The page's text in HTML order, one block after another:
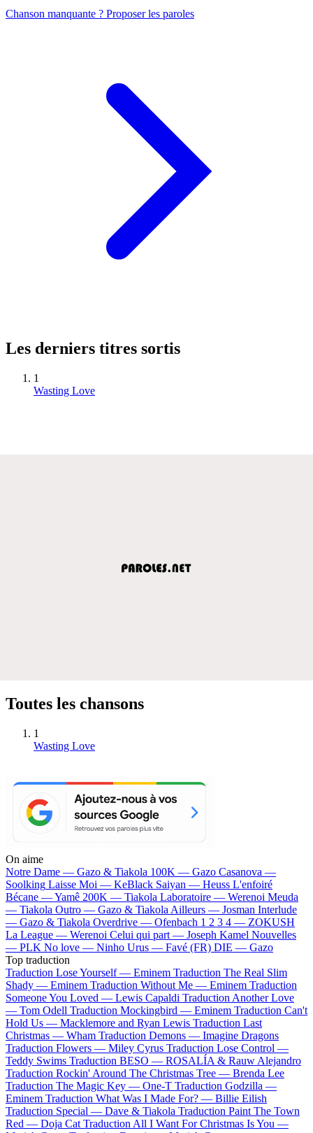
Chanson manquante ? Proposer les paroles
Les derniers titres sortis
1
Wasting Love
Toutes les chansons
1
Wasting Love
On aime
Notre Dame — Gazo & Tiakola 100K — Gazo Casanova —
Soolking Laisse Moi — KeBlack Saiyan — Heuss L'enfoiré
Bécane —Yamê 200K — Tiakola Laboratoire — Werenoi Meuda
— Tiakola Outro — Gazo & Tiakola Ailleurs — Josman Interlude
— Gazo & Tiakola Overdrive — Ofenbach 1 2 3 4 — ZOKUSH
La League — Werenoi Celui qui part — Joseph Kamel Nouvelles
— PLK No love — Ninho Urus — Favé (FR) DIE — Gazo
Top traduction
Traduction Lose Yourself — Eminem Traduction The Real Slim
Shady — Eminem Traduction Without Me — Eminem Traduction
Someone You Loved — Lewis Capaldi Traduction Another Love
— Tom Odell Traduction Mockingbird — Eminem Traduction Can't
Hold Us — Macklemore and Ryan Lewis Traduction Last
Christmas — Wham Traduction Demons — Imagine Dragons
Traduction Flowers — Miley Cyrus Traduction Lose Control —
Teddy Swims Traduction BESO — ROSALÍA & Rauw Alejandro
Traduction Rockin' Around The Christmas Tree — Brenda Lee
Traduction The Magic Key — One-T Traduction Godzilla —
Eminem Traduction What Was I Made For? — Billie Eilish
Traduction Special — Dave & Tiakola Traduction Paint The Town
Red — Doja Cat Traduction All I Want For Christmas Is You —